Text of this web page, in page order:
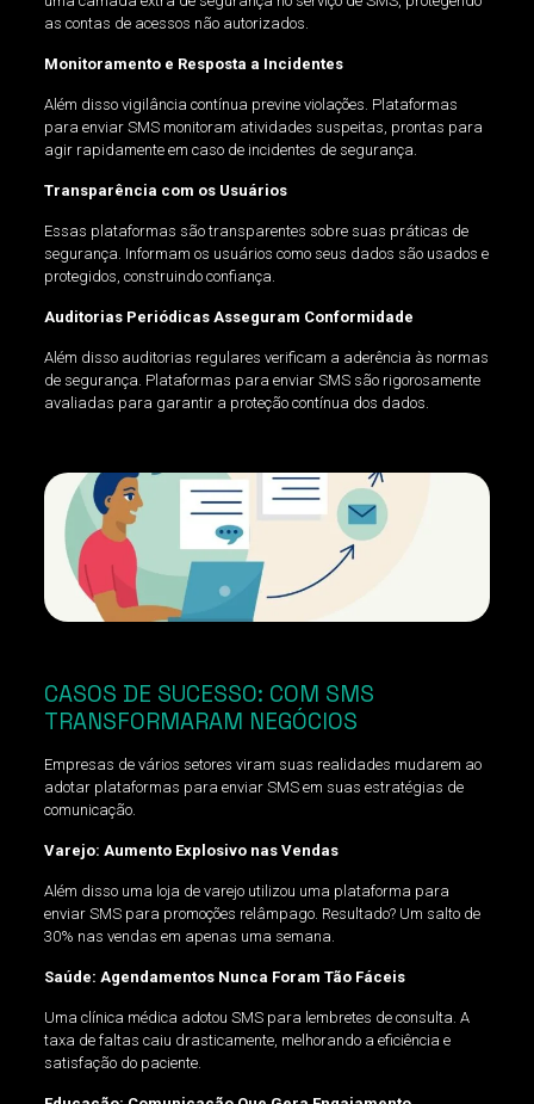
as contas de acessos não autorizados.
Monitoramento e Resposta a Incidentes
Além disso vigilância contínua previne violações. Plataformas
para enviar SMS monitoram atividades suspeitas, prontas para
agir rapidamente em caso de incidentes de segurança.
Transparência com os Usuários
Essas plataformas são transparentes sobre suas práticas de
segurança. Informam os usuários como seus dados são usados e
protegidos, construindo confiança.
Auditorias Periódicas Asseguram Conformidade
Além disso auditorias regulares verificam a aderência às normas
de segurança. Plataformas para enviar SMS são rigorosamente
avaliadas para garantir a proteção contínua dos dados.
CASOS DE SUCESSO: COM SMS
TRANSFORMARAM NEGÓCIOS
Empresas de vários setores viram suas realidades mudarem ao
adotar plataformas para enviar SMS em suas estratégias de
comunicação.
Varejo: Aumento Explosivo nas Vendas
Além disso uma loja de varejo utilizou uma plataforma para
enviar SMS para promoções relâmpago. Resultado? Um salto de
30% nas vendas em apenas uma semana.
Saúde: Agendamentos Nunca Foram Tão Fáceis
Uma clínica médica adotou SMS para lembretes de consulta. A
taxa de faltas caiu drasticamente, melhorando a eficiência e
satisfação do paciente.